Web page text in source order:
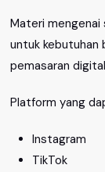
Materi
untuk kebutuhan
pemasaran
Platform yang
Instagram
TikTok